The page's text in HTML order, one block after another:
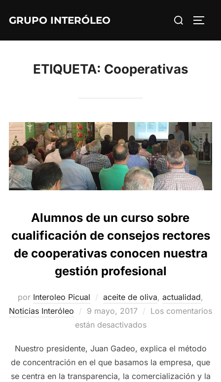
GRUPO INTERÓLEO Buscar:
ETIQUETA: Cooperativas
Alumnos de un curso sobre
cualificación de consejos rectores
de cooperativas conocen nuestra
gestión profesional
por Interoleo Picual aceite de oliva, actualidad,
Noticias Interóleo
Publicado
el
9 mayo, 2017
Los comentarios
están desactivados
Nuestro presidente, Juan Gadeo, explica el método
de concentración en el que basamos la empresa, que
se centra en la transparencia, la comercialización y la